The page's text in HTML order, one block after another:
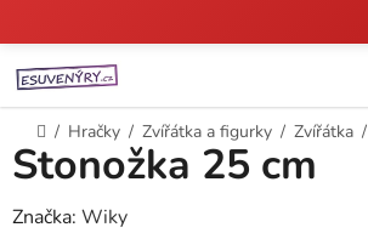
na
obsah
Domů
/ Hračky / Zvířátka a figurky / Zvířátka /
Stonožka 25 cm
Značka: Wiky